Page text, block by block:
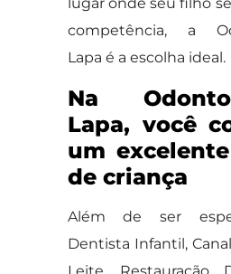
competência, a
Lapa é a escolha ideal.
Na
Lapa, você
um
de criança
Além de ser
Dentista Infantil,